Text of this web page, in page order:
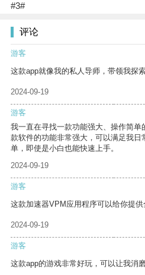
#3#
评论
游客
这款app就像我的私人导师，带领我探
2024-09-19
游客
我一直在寻找一款功能强大、操作简
款软件的功能非常强大，可以满足我
单，即使是小白也能快速上手。
2024-09-19
游客
这款加速器VPM应用程序可以给你提供
2024-09-19
游客
这款app的游戏非常好玩，可以让我消磨